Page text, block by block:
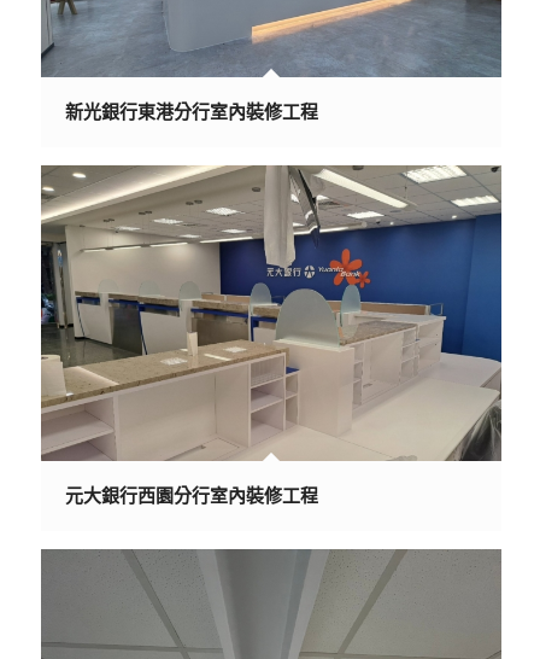
新光銀行東港分行室內裝修工程
元大銀行西園分行室內裝修工程